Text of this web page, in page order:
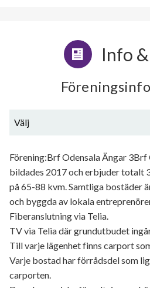
Info
Välj
Förening:Brf Odensala Ängar 3Brf
bildades 2017 och erbjuder totalt
på 65-88 kvm. Samtliga bostäder
och byggda av lokala
Fiberanslutning via Telia.
TV via Telia där grundutbudet
Till varje lägenhet finns carport
Varje bostad har förrådsdel som
carporten.